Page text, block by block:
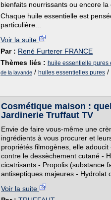
bienfaits nourrissants ou encore
Chaque huile essentielle est
particulière...
Voir la suite
Par : René Furterer FRANCE
Thèmes liés : huile essentielle pures
de la lavande / huiles essentielles pures /
Cosmétique maison :
Jardinerie Truffaut TV
Envie de faire vous-même une
ingrédients à vous procurer et
propriétés filmogènes, elle
contre le dessèchement cutané -
cicatrisants - Propolis (substance
antiseptiques majeures - Hydrolat
Voir la suite